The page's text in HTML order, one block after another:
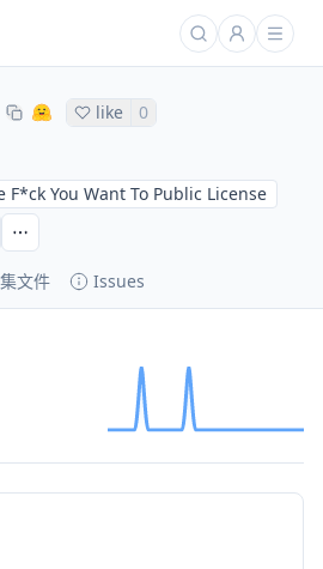
like 0
F*ck You Want To Public License
文件 Issues